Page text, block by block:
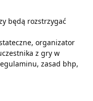
będą rozstrzygać
organizator
z gry w
zasad bhp,